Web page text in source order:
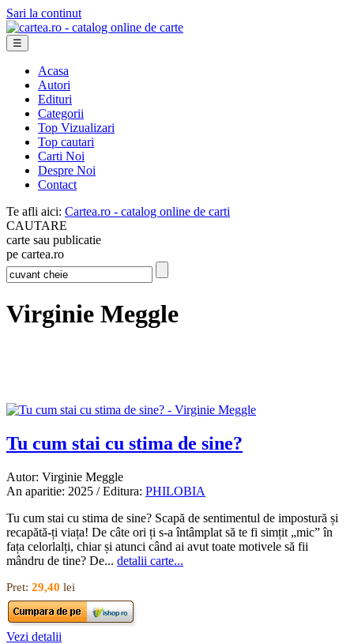
Sari la continut
☰
Acasa
Autori
Edituri
Categorii
Top Vizualizari
Top cautari
Carti Noi
Despre Noi
Contact
Te afli aici: Cartea.ro - catalog online de carti
CAUTARE
carte sau publicatie
pe cartea.ro
Virginie Meggle
Tu cum stai cu stima de sine?
Autor: Virginie Meggle
An aparitie: 2025 / Editura: PHILOBIA
Tu cum stai cu stima de sine? Scapă de sentimentul de impostură și
recapătă-ți viața! De câte ori ți s-a întâmplat să te fi simțit „mic” în
fața celorlalți, chiar și atunci când ai avut toate motivele să fii
mândru de tine? De... detalii carte...
Pret: 29,40 lei
Vezi detalii